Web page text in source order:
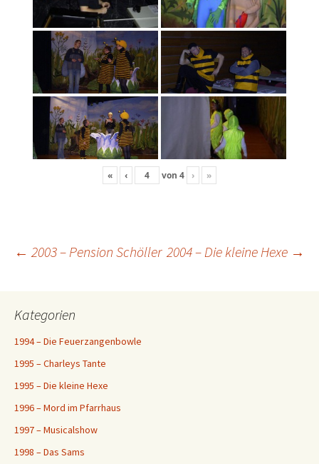
« ‹ von 4 › »
Beitragsnavigation
← 2003 – Pension Schöller 2004 – Die kleine Hexe →
Kategorien
1994 – Die Feuerzangenbowle
1995 – Charleys Tante
1995 – Die kleine Hexe
1996 – Mord im Pfarrhaus
1997 – Musicalshow
1998 – Das Sams